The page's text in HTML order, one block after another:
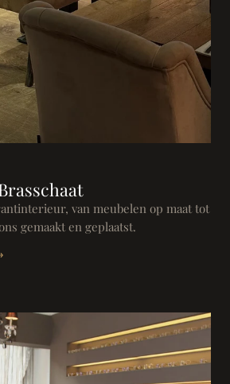
van meubelen op maat tot
gemaakt en geplaatst.